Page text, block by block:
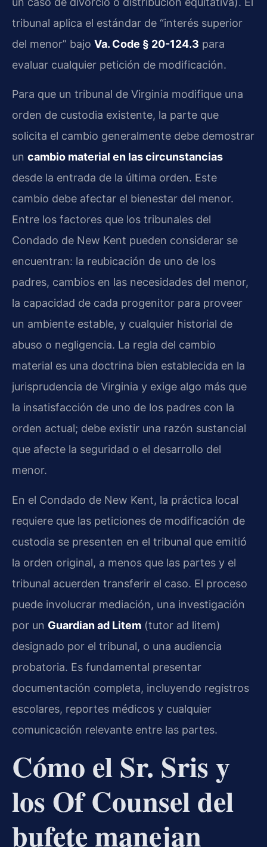
tribunal aplica el estándar de “interés superior
del menor” bajo Va. Code § 20-124.3 para
evaluar cualquier petición de modificación.
Para que un tribunal de Virginia modifique una
orden de custodia existente, la parte que
solicita el cambio generalmente debe demostrar
un cambio material en las circunstancias
desde la entrada de la última orden. Este
cambio debe afectar el bienestar del menor.
Entre los factores que los tribunales del
Condado de New Kent pueden considerar se
encuentran: la reubicación de uno de los
padres, cambios en las necesidades del menor,
la capacidad de cada progenitor para proveer
un ambiente estable, y cualquier historial de
abuso o negligencia. La regla del cambio
material es una doctrina bien establecida en la
jurisprudencia de Virginia y exige algo más que
la insatisfacción de uno de los padres con la
orden actual; debe existir una razón sustancial
que afecte la seguridad o el desarrollo del
menor.
En el Condado de New Kent, la práctica local
requiere que las peticiones de modificación de
custodia se presenten en el tribunal que emitió
la orden original, a menos que las partes y el
tribunal acuerden transferir el caso. El proceso
puede involucrar mediación, una investigación
por un Guardian ad Litem (tutor ad litem)
designado por el tribunal, o una audiencia
probatoria. Es fundamental presentar
documentación completa, incluyendo registros
escolares, reportes médicos y cualquier
comunicación relevante entre las partes.
Cómo el Sr. Sris y
los Of Counsel del
bufete manejan